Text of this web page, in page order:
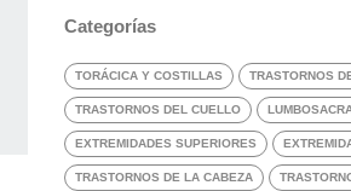
Categorías
TORÁCICA Y COSTILLAS TRASTORNOS
TRASTORNOS DEL CUELLO
EXTREMIDADES SUPERIORES
TRASTORNOS DE LA CABEZA